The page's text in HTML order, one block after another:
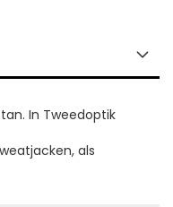
In Tweedoptik
als